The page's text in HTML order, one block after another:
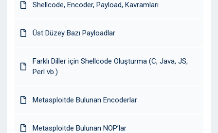
Shellcode, Encoder, Payload, Kavramları
Üst Düzey Bazı Payloadlar
Farklı Diller için Shellcode Oluşturma (C, Java, JS,
Perl vb.)
Metasploitde Bulunan Encoderlar
Metasploitde Bulunan NOP’lar